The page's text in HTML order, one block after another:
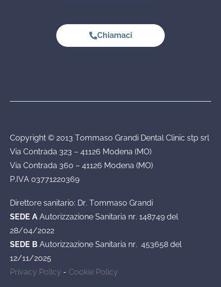
Chiamaci
Copyright © 2013 Tommaso Grandi Dental Clinic stp srl
Via Contrada 323 – 41126 Modena (MO)
Via Contrada 360 – 41126 Modena (MO)
P.IVA 03771220369
Direttore sanitario: Dr. Tommaso Grandi
SEDE A Autorizzazione Sanitaria nr. 148749 del
28/04/2022
SEDE B Autorizzazione Sanitaria nr. 453658 del
12/11/2025
Privacy Policy - Cookie Policy